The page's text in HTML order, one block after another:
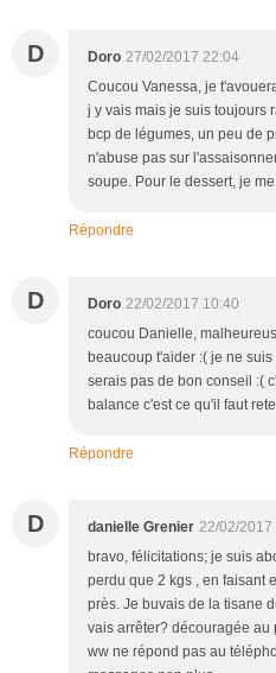
D Doro 27/02/2017 22:04
Coucou Vanessa, je
j y vais mais je suis toujours
bcp de légumes, un peu de
n'abuse pas sur
soupe. Pour le dessert, je
Répondre
D Doro 22/02/2017 10:40
coucou Danielle,
beaucoup t'aider :( je ne
serais pas de bon conseil :(
balance c'est ce qu'il faut
Répondre
D danielle Grenier 22/02/2017
bravo, félicitations; je suis
perdu que 2 kgs , en faisant
près. Je buvais de la tisane
vais arrêter? découragée au
ww ne répond pas au